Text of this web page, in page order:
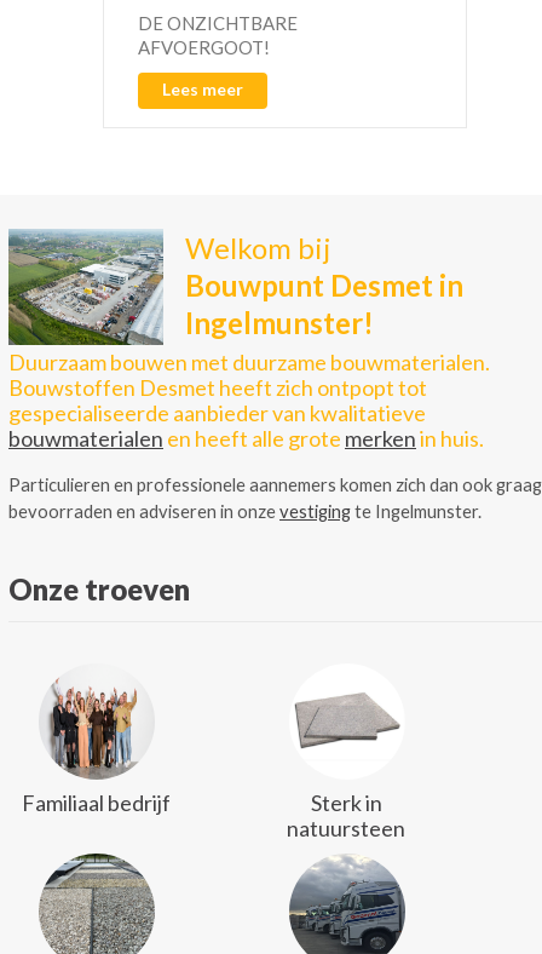
DE ONZICHTBARE
AFVOERGOOT!
Lees meer
Welkom bij
Bouwpunt Desmet in
Ingelmunster!
Duurzaam bouwen met duurzame bouwmaterialen.
Bouwstoffen Desmet heeft zich ontpopt tot
gespecialiseerde aanbieder van kwalitatieve
bouwmaterialen en heeft alle grote merkenin huis.
Particulieren en professionele aannemers komen zich dan ook graag
bevoorraden en adviseren in onzevestigingte Ingelmunster.
Onze troeven
Familiaal bedrijf
Sterk in
natuursteen